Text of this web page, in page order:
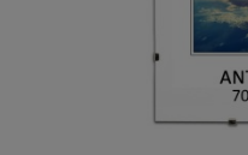
rozmiarze 18 x